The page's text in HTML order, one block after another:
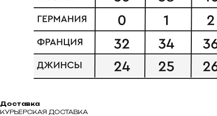
Доставка
КУРЬЕРСКАЯ ДОСТАВКА